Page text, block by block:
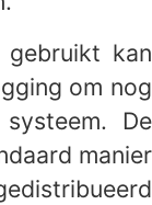
kan
om nog
De
manier